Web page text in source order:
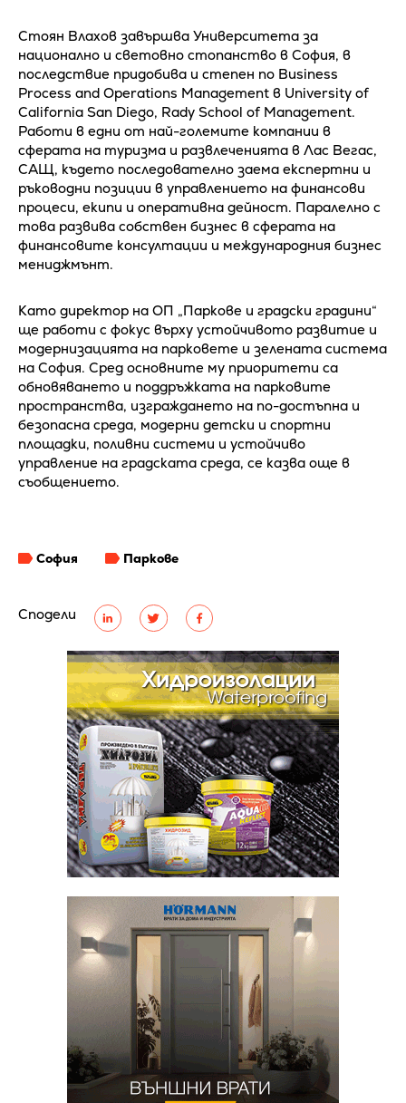
Сподели
Стоян Влахов завършва Университета за
национално и световно стопанство в София, в
последствие придобива и степен по Business
Process and Operations Management в University of
California San Diego, Rady School of Management.
Работи в едни от най-големите компании в
сферата на туризма и развлеченията в Лас Вегас,
САЩ, където последователно заема експертни и
ръководни позиции в управлението на финансови
процеси, екипи и оперативна дейност. Паралелно с
това развива собствен бизнес в сферата на
финансовите консултации и международния бизнес
мениджмънт.
Като директор на ОП „Паркове и градски градини“
ще работи с фокус върху устойчивото развитие и
модернизацията на парковете и зелената система
на София. Сред основните му приоритети са
обновяването и поддръжката на парковите
пространства, изграждането на по-достъпна и
безопасна среда, модерни детски и спортни
площадки, поливни системи и устойчиво
управление на градската среда, се казва още в
съобщението.
София Паркове